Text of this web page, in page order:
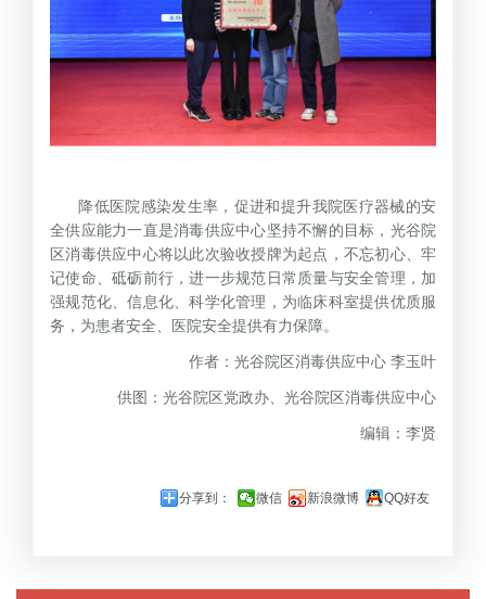
降低医院感染发生率，促进和提升我院医疗器械的安
全供应能力一直是消毒供应中心坚持不懈的目标，光谷院
区消毒供应中心将以此次验收授牌为起点，不忘初心、牢
记使命、砥砺前行，进一步规范日常质量与安全管理，加
强规范化、信息化、科学化管理，为临床科室提供优质服
务，为患者安全、医院安全提供有力保障。
作者：光谷院区消毒供应中心 李玉叶
供图：光谷院区党政办、光谷院区消毒供应中心
编辑：李贤
分享到： 微信 新浪微博 QQ好友